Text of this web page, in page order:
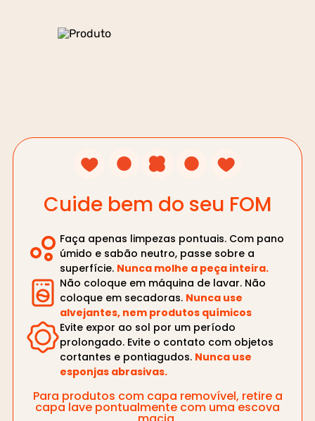
Cuide bem do seu FOM
Faça apenas limpezas pontuais. Com pano
úmido e sabão neutro, passe sobre a
superfície. Nunca molhe a peça inteira.
Não coloque em máquina de lavar. Não
coloque em secadoras. Nunca use
alvejantes, nem produtos químicos
Evite expor ao sol por um período
prolongado. Evite o contato com objetos
cortantes e pontiagudos. Nunca use
esponjas abrasivas.
Para produtos com capa removível, retire a
capa lave pontualmente com uma escova